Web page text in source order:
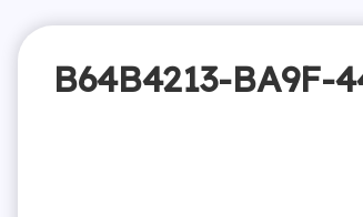
B64B4213-BA9F-